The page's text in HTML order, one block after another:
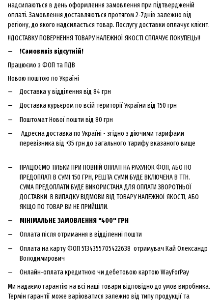
надсилаються в день оформлення замовлення при підтвердженій
оплаті. Замовлення доставляються протягом 2-7днів залежно від
регіону, до якого надсилається товар. Послугу доставки оплачує клієнт.
!!ДОСТАВКУ ПОВЕРНЕННЯ ТОВАРУ НАЛЕЖНОЇ ЯКОСТІ СПЛАЧУЄ ПОКУПЕЦЬ!!
!Самовивіз відсутній!
Працюємо з ФОП та ПДВ
Новою поштою по Україні
Доставка у відділення від 84 грн
Доставка курьєром по всій території України від 150 грн
Поштомат Нової пошти від 80 грн
Адресна доставка по Україні - згідно з діючими тарифами
перевізника від +35 грн до загального тарифу вказаного вище
ПРАЦЮЄМО ТІЛЬКИ ПРИ ПОВНІЙ ОПЛАТІ НА РАХУНОК ФОП, АБО ПО
ПРЕДОПЛАТІ В СУМІ 150 ГРН, РЕШТА СУМИ БУДЕ ВКЛЮЧЕНА В ТТН.
СУМА ПРЕДОПЛАТИ БУДЕ ВИКОРИСТАНА ДЛЯ ОПЛАТИ ЗВОРОТНЬОЇ
ДОСТАВКИ В ВИПАДКУ ВІДМОВИ ВІД ТОВАРУ НАЛЕЖНОЇ ЯКОСТІ, АБО
ЯКЩО ПО ТОВАР ВИ НЕ ПРИЙШЛИ.
МІНІМАЛЬНЕ ЗАМОВЛЕННЯ "400" ГРН
Оплата після отримання в відділенні пошти
Оплата на карту ФОП 5134355705422638 отримувач Кай Олександр
Володимирович
Онлайн-оплата кредитною чи дебетовою картою WayForPay
Ми надаємо гарантію на всі наші товари відповідно до умов виробника.
Термін гарантії може варіюватися залежно від типу продукції та